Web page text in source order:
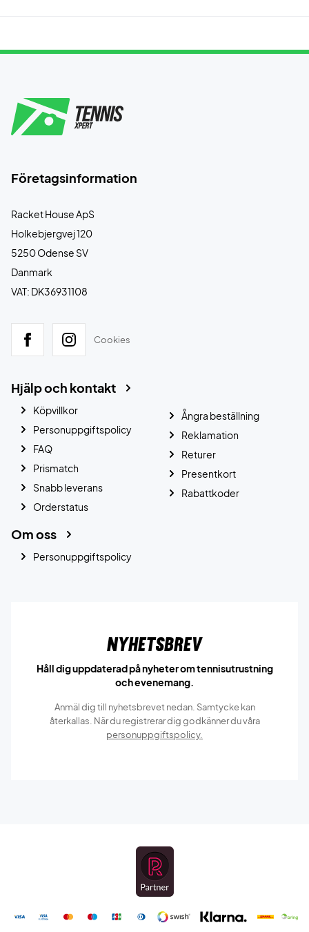
Företagsinformation
Racket House ApS
Holkebjergvej 120
5250 Odense SV
Danmark
VAT: DK36931108
Cookies
Hjälp och kontakt
Köpvillkor
Personuppgiftspolicy
FAQ
Prismatch
Snabb leverans
Orderstatus
Ångra beställning
Reklamation
Returer
Presentkort
Rabattkoder
Om oss
Personuppgiftspolicy
Nyhetsbrev
Håll dig uppdaterad på nyheter om tennisutrustning
och evenemang.
Anmäl dig till nyhetsbrevet nedan. Samtycke kan
återkallas. När du registrerar dig godkänner du våra
personuppgiftspolicy.